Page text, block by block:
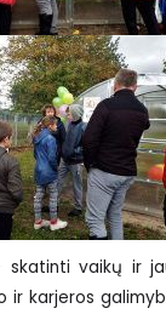
vaikų ir
ir karjeros